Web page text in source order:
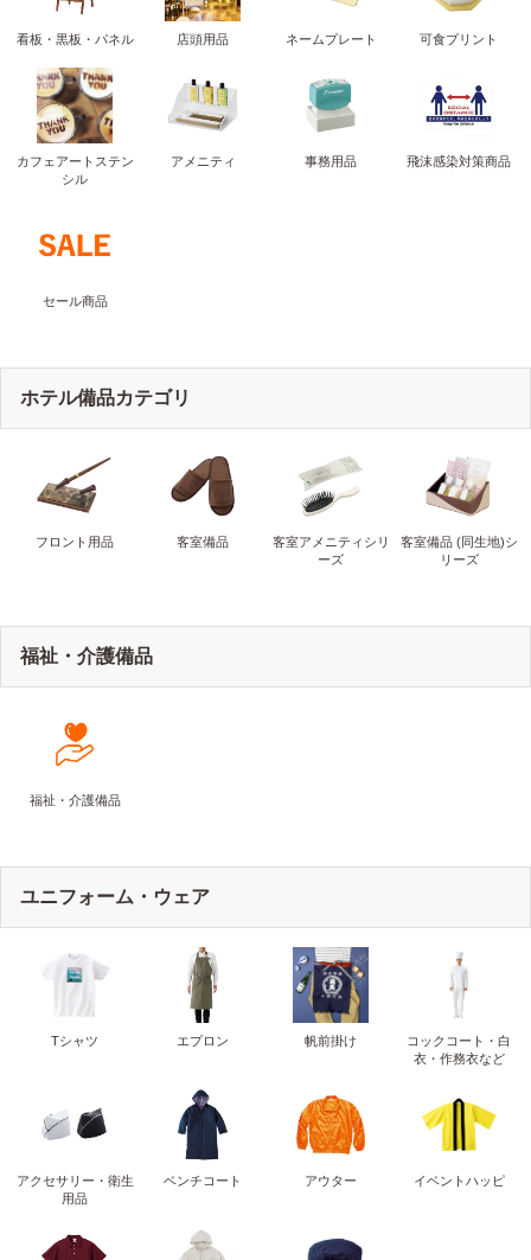
看板・黒板・パネル 店頭用品 ネームプレート 可食プリント
カフェアートステン
シル
アメニティ 事務用品 飛沫感染対策商品
セール商品
ホテル備品カテゴリ
フロント用品 客室備品
客室アメニティシリ
ーズ
客室備品 (同生地)シ
リーズ
福祉・介護備品
福祉・介護備品
ユニフォーム・ウェア
Tシャツ エプロン 帆前掛け
コックコート・白
衣・作務衣など
アクセサリー・衛生
用品
ベンチコート アウター イベントハッピ